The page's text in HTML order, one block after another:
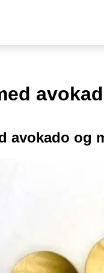
avokado og